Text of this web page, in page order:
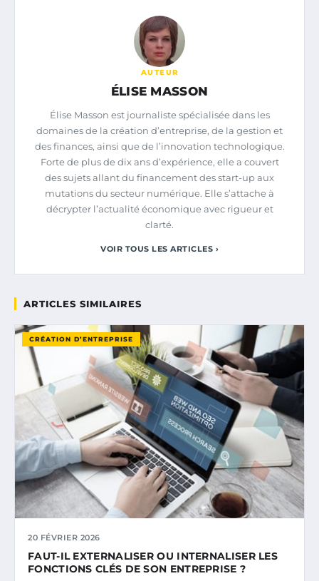
AUTEUR
ÉLISE MASSON
Élise Masson est journaliste spécialisée dans les
domaines de la création d’entreprise, de la gestion et
des finances, ainsi que de l’innovation technologique.
Forte de plus de dix ans d’expérience, elle a couvert
des sujets allant du financement des start-up aux
mutations du secteur numérique. Elle s’attache à
décrypter l’actualité économique avec rigueur et
clarté.
VOIR TOUS LES ARTICLES ›
ARTICLES SIMILAIRES
CRÉATION D’ENTREPRISE
20 FÉVRIER 2026
FAUT-IL EXTERNALISER OU INTERNALISER LES
FONCTIONS CLÉS DE SON ENTREPRISE ?